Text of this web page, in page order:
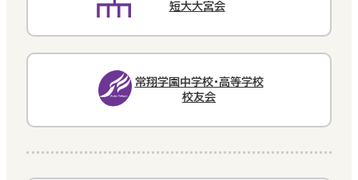
短大大宮会
常翔学園中学校・高等学校
校友会